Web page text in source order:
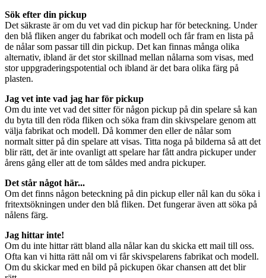
Sök efter din pickup
Det säkraste är om du vet vad din pickup har för beteckning. Under
den blå fliken anger du fabrikat och modell och får fram en lista på
de nålar som passar till din pickup. Det kan finnas många olika
alternativ, ibland är det stor skillnad mellan nålarna som visas, med
stor uppgraderingspotential och ibland är det bara olika färg på
plasten.
Jag vet inte vad jag har för pickup
Om du inte vet vad det sitter för någon pickup på din spelare så kan
du byta till den röda fliken och söka fram din skivspelare genom att
välja fabrikat och modell. Då kommer den eller de nålar som
normalt sitter på din spelare att visas. Titta noga på bilderna så att det
blir rätt, det är inte ovanligt att spelare har fått andra pickuper under
årens gång eller att de tom såldes med andra pickuper.
Det står något här...
Om det finns någon beteckning på din pickup eller nål kan du söka i
fritextsökningen under den blå fliken. Det fungerar även att söka på
nålens färg.
Jag hittar inte!
Om du inte hittar rätt bland alla nålar kan du skicka ett mail till oss.
Ofta kan vi hitta rätt nål om vi får skivspelarens fabrikat och modell.
Om du skickar med en bild på pickupen ökar chansen att det blir